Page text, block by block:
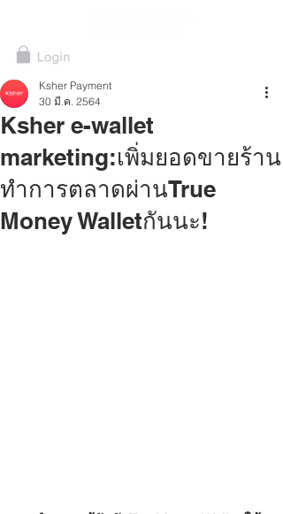
Ksher e-wallet
marketing:เพิ่มยอดขายร้าน
ทำการตลาดผ่านTrue
Money Walletกันนะ!
Ksher Payment
30 มี.ค. 2564